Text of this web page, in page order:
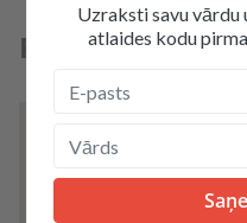
Polaroid mini
Hot
Uzraksti savu vārdu
atlaides kodu